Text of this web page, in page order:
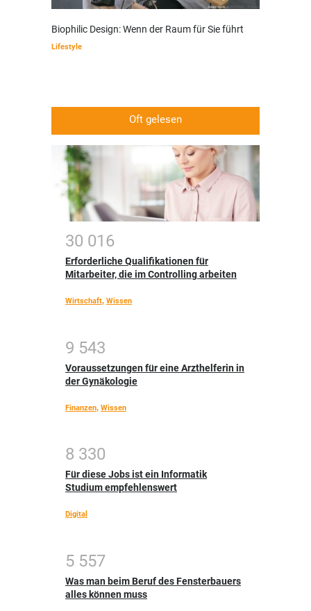
Biophilic Design: Wenn der Raum für Sie führt
Lifestyle
Oft gelesen
30 016
Erforderliche Qualifikationen für
Mitarbeiter, die im Controlling arbeiten
Wirtschaft, Wissen
9 543
Voraussetzungen für eine Arzthelferin in
der Gynäkologie
Finanzen, Wissen
8 330
Für diese Jobs ist ein Informatik
Studium empfehlenswert
Digital
5 557
Was man beim Beruf des Fensterbauers
alles können muss